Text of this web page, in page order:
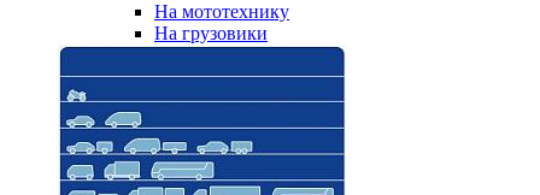
На мототехнику
На грузовики